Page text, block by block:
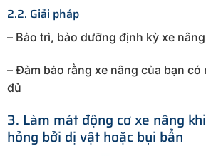
2.2. Giải pháp
– Bảo trì, bảo dưỡng định kỳ xe nâng
– Đảm bảo rằng xe nâng của bạn có
đủ
3. Làm mát động cơ xe nâng
hỏng bởi dị vật hoặc bụi bẩn